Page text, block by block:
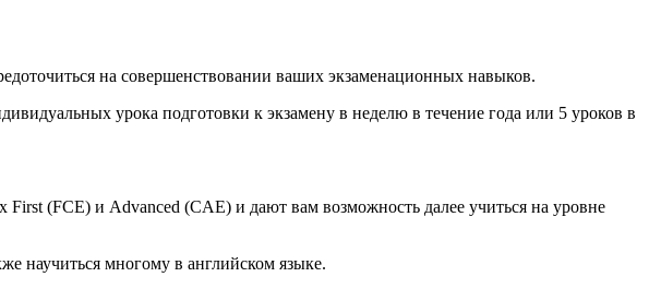
на совершенствовании ваших экзаменационных навыков.
урока подготовки к экзамену в неделю в течение года или 5 уроков в
(FCE) и Advanced (CAE) и дают вам возможность далее учиться на уровне
научиться многому в английском языке.